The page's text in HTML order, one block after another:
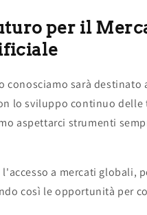
per il
sarà destinato
lo sviluppo continuo
aspettarci strumenti
a mercati globali,
così le opportunità per